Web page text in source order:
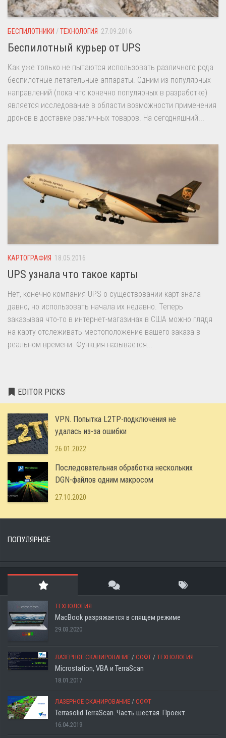
БЕСПИЛОТНИКИ /ТЕХНОЛОГИЯ 27.09.2016
Беспилотный курьер от UPS
Как уже только не пытаются использовать различного рода
беспилотные летательные аппараты. Одним из популярных
направлений (пока что конечно популярных в разработке)
является исследование в области возможности применения
дронов в доставке различных товаров. На сегодняшний...
КАРТОГРАФИЯ 18.05.2016
UPS узнала что такое карты
Нет, конечно компания UPS о существовании карт знала
давно, но использовать начала их недавно. Теперь
заказывая что-то в интернет-магазинах в США можно глядя
на карту отслеживать местоположение вашего заказа в
реальном времени. Функция называется...
EDITOR PICKS
VPN. Попытка L2TP-подключения не
удалась из-за ошибки
26.01.2022
Последовательная обработка нескольких
DGN-файлов одним макросом
27.10.2020
ПОПУЛЯРНОЕ
ТЕХНОЛОГИЯ
MacBook разряжается в спящем режиме
29.03.2020
ЛАЗЕРНОЕ СКАНИРОВАНИЕ / СОФТ / ТЕХНОЛОГИЯ
Microstation, VBA и TerraScan
18.01.2017
ЛАЗЕРНОЕ СКАНИРОВАНИЕ / СОФТ
Terrasolid TerraScan. Часть шестая. Проект.
16.04.2019